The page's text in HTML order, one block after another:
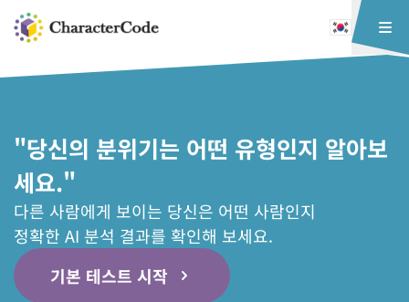
"당신의 분위기는 어떤 유형인지 알아보
세요."
다른 사람에게 보이는 당신은 어떤 사람인지
정확한 AI 분석 결과를 확인해 보세요.
기본 테스트 시작